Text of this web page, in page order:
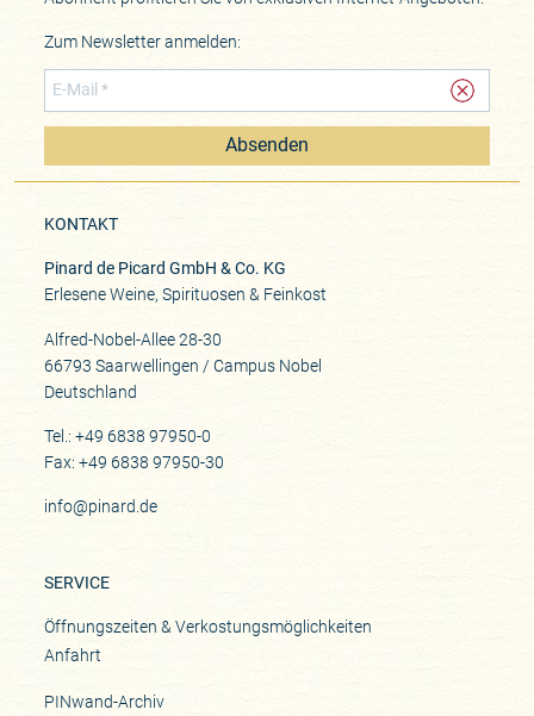
Zum Newsletter anmelden:
Absenden
KONTAKT
Pinard de Picard GmbH & Co. KG
Erlesene Weine, Spirituosen & Feinkost
Alfred-Nobel-Allee 28-30
66793 Saarwellingen / Campus Nobel
Deutschland
Tel.: +49 6838 97950-0
Fax: +49 6838 97950-30
info@pinard.de
SERVICE
Öffnungszeiten & Verkostungsmöglichkeiten
Anfahrt
PINwand-Archiv